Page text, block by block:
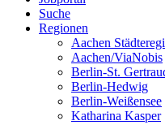
Suche
Regionen
Aachen
Aachen/ViaNobis
Berlin-St.
Berlin-Hedwig
Berlin-Weißensee
Katharina Kasper